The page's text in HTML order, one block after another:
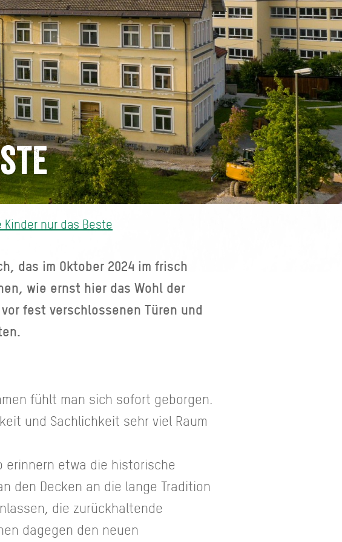
Kinder nur das Beste
das im Oktober 2024 im frisch
wie ernst hier das Wohl der
fest verschlossenen Türen und
fühlt man sich sofort geborgen.
und Sachlichkeit sehr viel Raum
erinnern etwa die historische
den Decken an die lange Tradition
die zurückhaltende
dagegen den neuen